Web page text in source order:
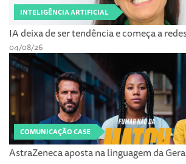
INTELIGÊNCIA ARTIFICIAL
IA deixa de ser tendência e começa a
04/08/26
COMUNICAÇÃO CASE
AstraZeneca aposta na linguagem da